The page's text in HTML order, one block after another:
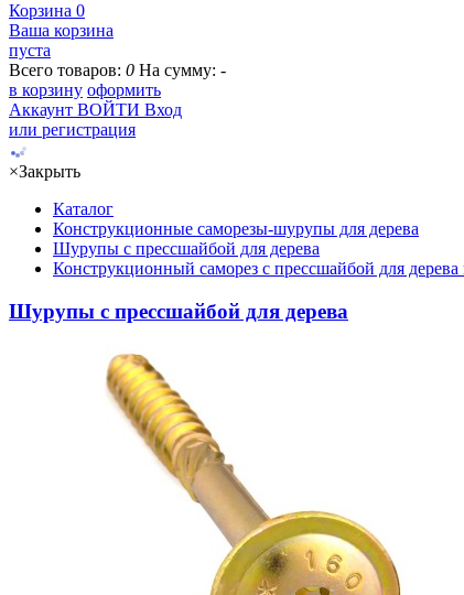
Корзина 0
Ваша корзина
пуста
Всего товаров: 0 На сумму: -
в корзину оформить
Аккаунт ВОЙТИ Вход
или регистрация
×Закрыть
Каталог
Конструкционные саморезы-шурупы для дерева
Шурупы с прессшайбой для дерева
Конструкционный саморез с прессшайбой для
Шурупы с прессшайбой для дерева